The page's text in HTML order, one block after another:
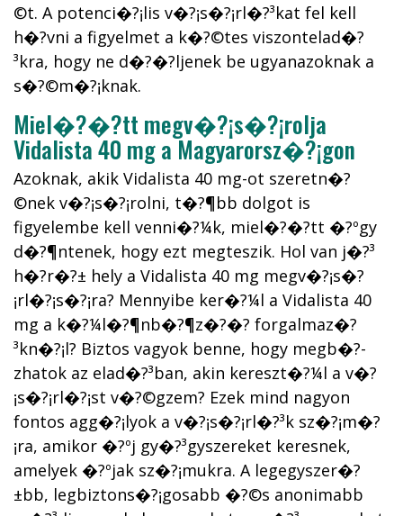
©t. A potenci�?¡lis v�?¡s�?¡rl�?³kat fel kell
h�?­vni a figyelmet a k�?©tes viszontelad�?
³kra, hogy ne d�?�?ljenek be ugyanazoknak a
s�?©m�?¡knak.
Miel�?�?tt megv�?¡s�?¡rolja
Vidalista 40 mg a Magyarorsz�?¡gon
Azoknak, akik Vidalista 40 mg-ot szeretn�?
©nek v�?¡s�?¡rolni, t�?¶bb dolgot is
figyelembe kell venni�?¼k, miel�?�?tt �?ºgy
d�?¶ntenek, hogy ezt megteszik. Hol van j�?³
h�?­r�?± hely a Vidalista 40 mg megv�?¡s�?
¡rl�?¡s�?¡ra? Mennyibe ker�?¼l a Vidalista 40
mg a k�?¼l�?¶nb�?¶z�?�? forgalmaz�?
³kn�?¡l? Biztos vagyok benne, hogy megb�?­
zhatok az elad�?³ban, akin kereszt�?¼l a v�?
¡s�?¡rl�?¡st v�?©gzem? Ezek mind nagyon
fontos agg�?¡lyok a v�?¡s�?¡rl�?³k sz�?¡m�?
¡ra, amikor �?ºj gy�?³gyszereket keresnek,
amelyek �?ºjak sz�?¡mukra. A legegyszer�?
±bb, legbiztons�?¡gosabb �?©s anonimabb